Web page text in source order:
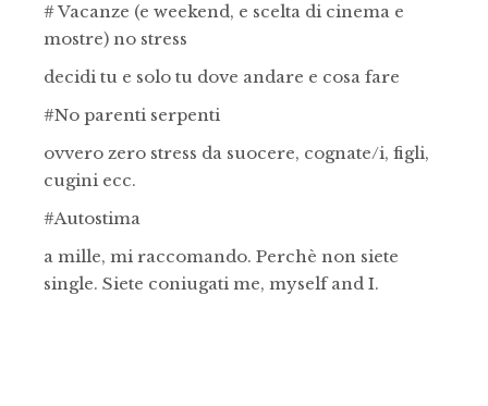
# Vacanze (e weekend, e scelta di cinema e
mostre) no stress
decidi tu e solo tu dove andare e cosa fare
#No parenti serpenti
ovvero zero stress da suocere, cognate/i, figli,
cugini ecc.
#Autostima
a mille, mi raccomando. Perchè non siete
single. Siete coniugati me, myself and I.